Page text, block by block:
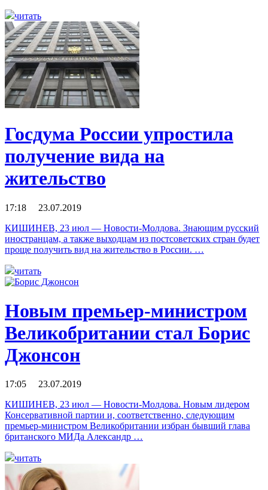
читать
Госдума России упростила
получение вида на
жительство
17:18 23.07.2019
КИШИНЕВ, 23 июл — Новости-Молдова. Знающим русский
иностранцам, а также выходцам из постсоветских стран будет
проще получить вид на жительство в России. …
читать
Новым премьер-министром
Великобритании стал Борис
Джонсон
17:05 23.07.2019
КИШИНЕВ, 23 июл — Новости-Молдова. Новым лидером
Консервативной партии и, соответственно, следующим
премьер-министром Великобритании избран бывший глава
британского МИДа Александр …
читать